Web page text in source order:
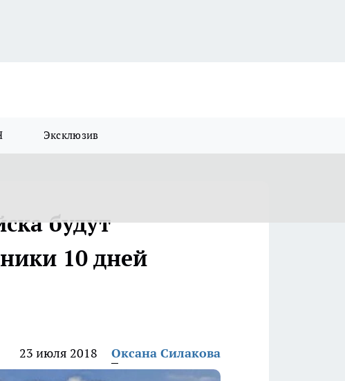
Эксклюзив
будут
10 дней
23 июля 2018 Оксана Силакова